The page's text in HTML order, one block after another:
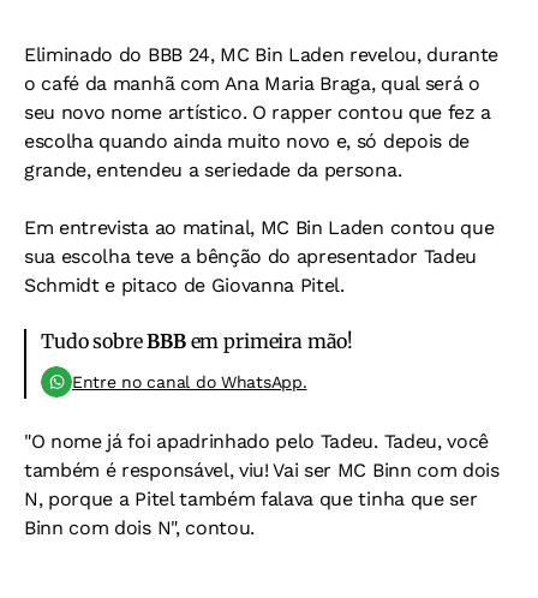
Eliminado do BBB 24, MC Bin Laden revelou, durante
o café da manhã com Ana Maria Braga, qual será o
seu novo nome artístico. O rapper contou que fez a
escolha quando ainda muito novo e, só depois de
grande, entendeu a seriedade da persona.
Em entrevista ao matinal, MC Bin Laden contou que
sua escolha teve a bênção do apresentador Tadeu
Schmidt e pitaco de Giovanna Pitel.
Tudo sobreBBBem primeira mão!
Entre no canal do WhatsApp.
"O nome já foi apadrinhado pelo Tadeu. Tadeu, você
também é responsável, viu! Vai ser MC Binn com dois
N, porque a Pitel também falava que tinha que ser
Binn com dois N", contou.